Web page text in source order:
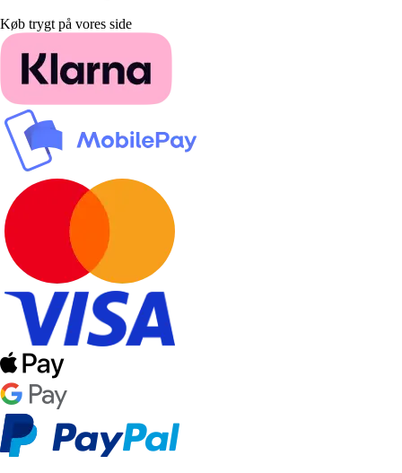
Køb trygt på vores side